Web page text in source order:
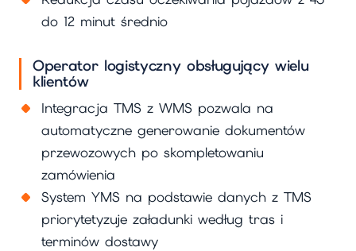
do 12 minut średnio
Operator logistyczny obsługujący wielu
klientów
Integracja TMS z WMS pozwala na
automatyczne generowanie dokumentów
przewozowych po skompletowaniu
zamówienia
System YMS na podstawie danych z TMS
priorytetyzuje załadunki według tras i
terminów dostawy